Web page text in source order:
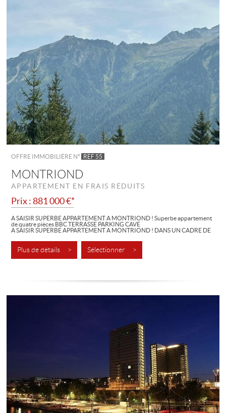
OFFRE IMMOBILIÈRE N° REF 55
MONTRIOND
APPARTEMENT EN FRAIS RÉDUITS
Prix : 881 000 €*
A SAISIR SUPERBE APPARTEMENT A MONTRIOND ! Superbe appartement
de quatre pièces BBC TERRASSE PARKING CAVE
A SAISIR SUPERBE APPARTEMENT A MONTRIOND ! DANS UN CADRE DE
Superbe appartement de quatre pièces BBC...
Plus de détails > Sélectionner >